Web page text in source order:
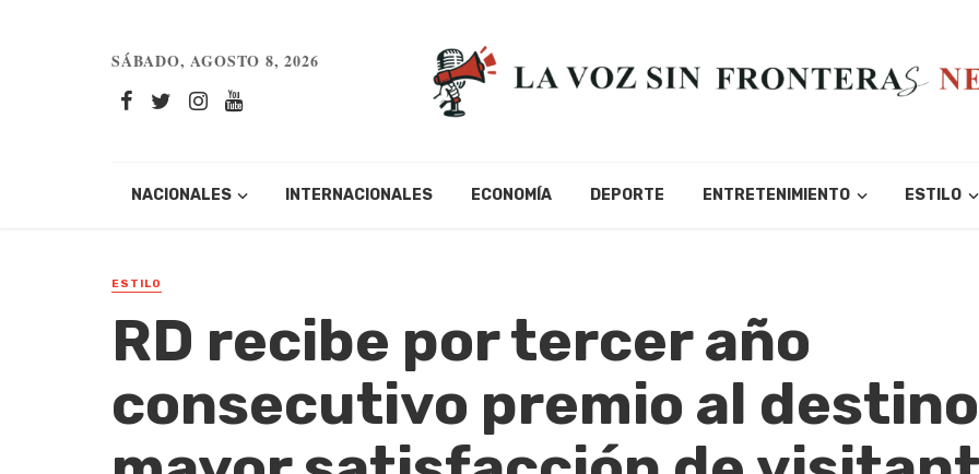
SÁBADO, AGOSTO 8, 2026
NACIONALES INTERNACIONALES ECONOMÍA DEPORTE ENTRETENIMIENTO ESTILO
ESTILO
RD recibe por tercer año
consecutivo premio al